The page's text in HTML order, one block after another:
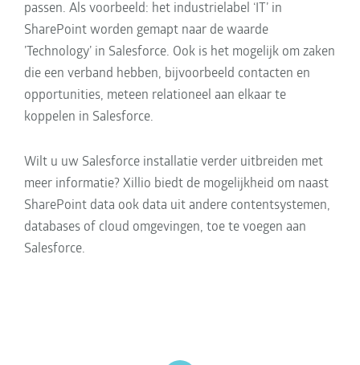
passen. Als voorbeeld: het industrielabel ‘IT’ in
SharePoint worden gemapt naar de waarde
’Technology’ in Salesforce. Ook is het mogelijk om zaken
die een verband hebben, bijvoorbeeld contacten en
opportunities, meteen relationeel aan elkaar te
koppelen in Salesforce.
Wilt u uw Salesforce installatie verder uitbreiden met
meer informatie? Xillio biedt de mogelijkheid om naast
SharePoint data ook data uit andere contentsystemen,
databases of cloud omgevingen, toe te voegen aan
Salesforce.